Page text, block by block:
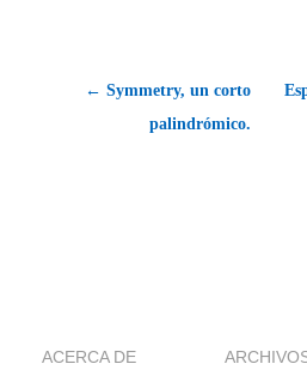
← Symmetry, un corto
palindrómico.
ACERCA DE